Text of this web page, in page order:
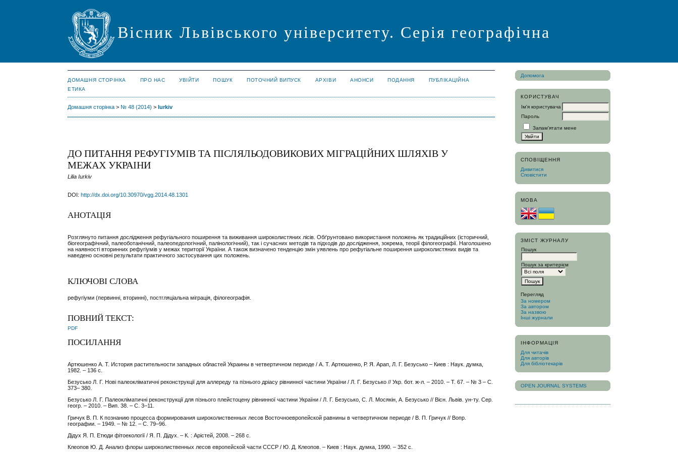
Вісник Львівського університету. Серія географічна
Допомога
КОРИСТУВАЧ
Ім'я користувача
Пароль
Запам'ятати мене
СПОВІЩЕННЯ
Дивитися
Сповістити
МОВА
ЗМІСТ ЖУРНАЛУ
Пошук
Пошук за критерієм
Перегляд
За номером
За автором
За назвою
Інші журнали
ІНФОРМАЦІЯ
Для читачів
Для авторів
Для бібліотекарів
OPEN JOURNAL SYSTEMS
ДОМАШНЯ СТОРІНКА ПРО НАС УВІЙТИ ПОШУК ПОТОЧНИЙ ВИПУСК АРХІВИ АНОНСИ ПОДАННЯ
ПУБЛІКАЦІЙНА
ЕТИКА
Домашня сторінка > № 48 (2014) >Iurkiv
ДО ПИТАННЯ РЕФУГІУМІВ ТА ПІСЛЯЛЬОДОВИКОВИХ МІГРАЦІЙНИХ ШЛЯХІВ У
МЕЖАХ УКРАІНИ
Lilia Iurkiv
DOI: http://dx.doi.org/10.30970/vgg.2014.48.1301
АНОТАЦІЯ
Розглянуто питання дослідження рефугіального поширення та виживання широколистяних лісів. Обґрунтовано використання положень як традиційних (історичний,
біогеографічний, палеоботанічний, палеопедологічний, палінологічний), так і сучасних методів та підходів до дослідження, зокрема, теорії філогеографії. Наголошено
на наявності вторинних рефугіумів у межах території України. А також визначено тенденцію змін уявлень про рефугіальне поширення широколистяних видів та
наведено основні результати практичного застосування цих положень.
КЛЮЧОВІ СЛОВА
рефугіуми (первинні, вторинні), постгляціальна міграція, філогеографія.
ПОВНИЙ ТЕКСТ:
PDF
ПОСИЛАННЯ
Артюшенко А. Т. История растительности западных областей Украины в четвертичном периоде / А. Т. Артюшенко, Р. Я. Арап, Л. Г. Безусько – Киев : Наук. думка,
1982. – 136 с.
Безусько Л. Г. Нові палеокліматичні реконструкції для аллереду та пізнього дріасу рівнинної частини України / Л. Г. Безусько // Укр. бот. ж-л. – 2010. – Т. 67. – № 3 – С.
373– 380.
Безусько Л. Г. Палеокліматичні реконструкції для пізнього плейстоцену рівнинної частини України / Л. Г. Безусько, С. Л. Мосякін, А. Безусько // Вісн. Львів. ун-ту. Сер.
геогр. – 2010. – Вип. 38. – С. 3–11.
Гричук В. П. К познанию процесса формирования широколиственных лесов Восточноевропейской равнины в четвертичном периоде / В. П. Гричук // Вопр.
географии. – 1949. – № 12. – С. 79–96.
Дідух Я. П. Етюди фітоекології / Я. П. Дідух. – К. : Арістей, 2008. – 268 с.
Клеопов Ю. Д. Анализ флоры широколиственных лесов европейской части СССР / Ю. Д. Клеопов. – Киев : Наук. думка, 1990. – 352 с.